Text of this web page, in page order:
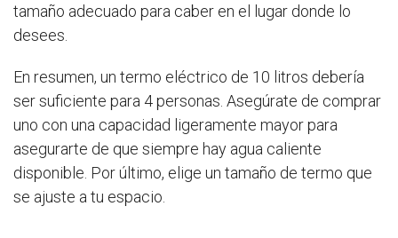
tamaño adecuado para caber en el lugar donde lo
desees.
En resumen, un termo eléctrico de 10 litros debería
ser suficiente para 4 personas. Asegúrate de comprar
uno con una capacidad ligeramente mayor para
asegurarte de que siempre hay agua caliente
disponible. Por último, elige un tamaño de termo que
se ajuste a tu espacio.